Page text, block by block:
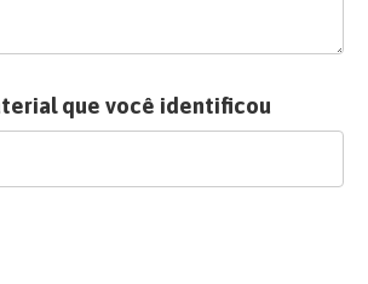
que você identificou